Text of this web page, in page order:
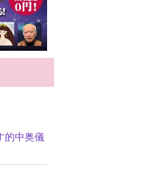
的中奥儀